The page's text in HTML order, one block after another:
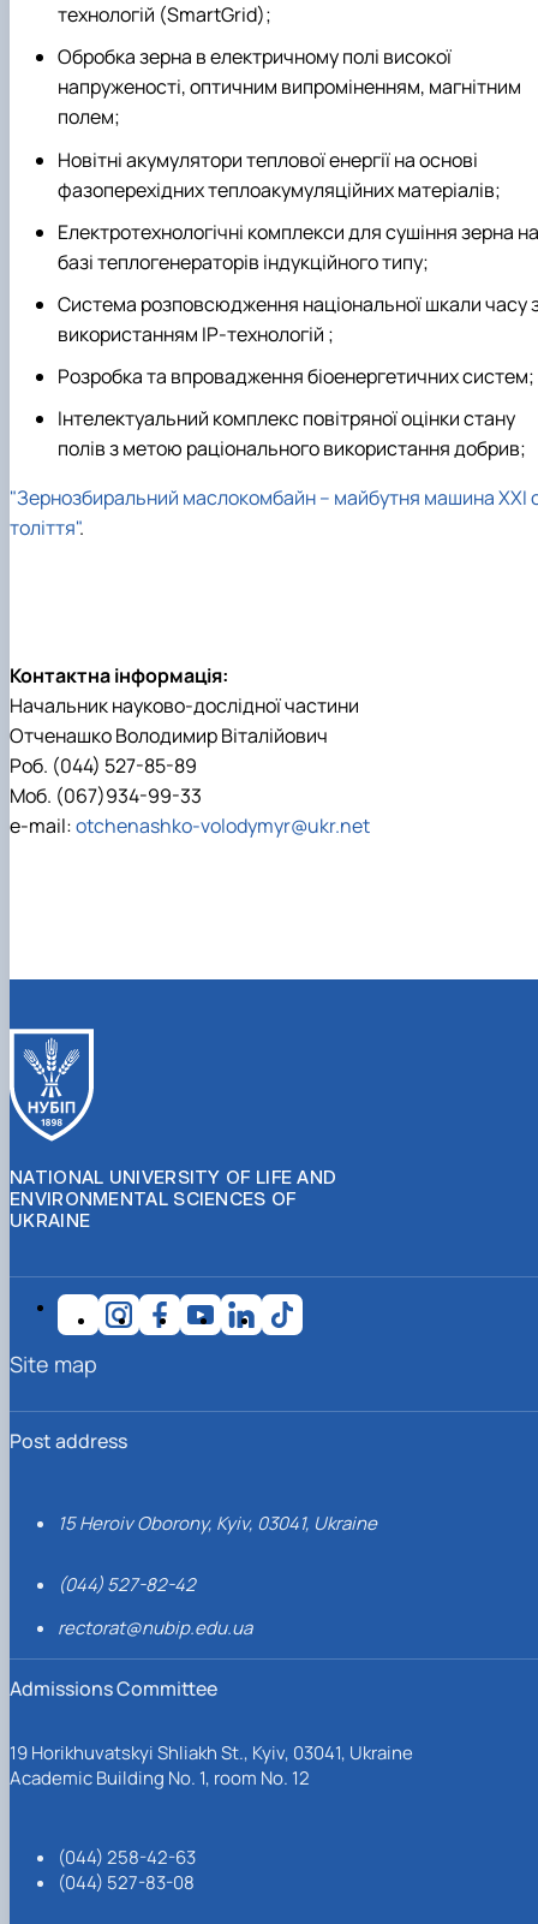
технологій (SmartGrid);
Обробка зерна в електричному полі високої
напруженості, оптичним випроміненням, магнітним
полем;
Новітні акумулятори теплової енергії на основі
фазоперехідних теплоакумуляційних матеріалів;
Електротехнологічні комплекси для сушіння зерна на
базі теплогенераторів індукційного типу;
Система розповсюдження національної шкали часу
використанням ІР-технологій ;
Розробка та впровадження біоенергетичних систем;
Інтелектуальний комплекс повітряної оцінки стану
полів з метою раціонального використання добрив;
"Зернозбиральний маслокомбайн – майбутня машина ХХІ
толіття".
Контактна інформація:
Начальник науково-дослідної частини
Отченашко Володимир Віталійович
Роб. (044) 527-85-89
Моб. (067)934-99-33
e-mail:otchenashko-volodymyr@ukr.net
NATIONAL UNIVERSITY OF LIFE AND
ENVIRONMENTAL SCIENCES OF
UKRAINE
Post address
15 Heroiv Oborony, Kyiv, 03041, Ukraine
(044) 527-82-42
rectorat@nubip.edu.ua
Admissions Committee
19 Horikhuvatskyi Shliakh St., Kyiv, 03041, Ukraine
Academic Building No. 1, room No. 12
(044) 258-42-63
(044) 527-83-08
Site map